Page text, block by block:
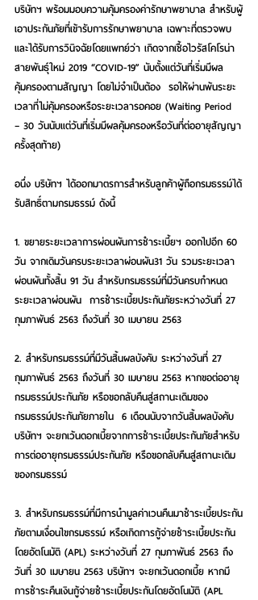
บริษัทฯ พร้อมมอบความคุ้มครองค่ารักษาพยาบาล สำหรับผู้
เอาประกันภัยที่เข้ารับการรักษาพยาบาล เฉพาะที่ตรวจพบ
และได้รับการวินิจฉัยโดยแพทย์ว่า เกิดจากเชื้อไวรัสโคโรน่า
สายพันธุ์ใหม่ 2019 “COVID-19” นับตั้งแต่วันที่เริ่มมีผล
คุ้มครองตามสัญญา โดยไม่จำเป็นต้อง  รอให้ผ่านพ้นระยะ
เวลาที่ไม่คุ้มครองหรือระยะเวลารอคอย (Waiting Period
– 30 วันนับแต่วันที่เริ่มมีผลคุ้มครองหรือวันที่ต่ออายุสัญญา
ครั้งสุดท้าย)
อนึ่ง บริษัทฯ ได้ออกมาตรการสำหรับลูกค้าผู้ถือกรมธรรม์ได้
รับสิทธิ์ตามกรมธรรม์ ดังนี้
1. ขยายระยะเวลาการผ่อนผันการชำระเบี้ยฯ ออกไปอีก 60
วัน จากเดิมวันครบระยะเวลาผ่อนผัน31 วัน รวมระยะเวลา
ผ่อนผันทั้งสิ้น 91 วัน สำหรับกรมธรรม์ที่มีวันครบกำหนด
ระยะเวลาผ่อนผัน  การชำระเบี้ยประกันภัยระหว่างวันที่ 27
กุมภาพันธ์ 2563 ถึงวันที่ 30 เมษายน 2563
2. สำหรับกรมธรรม์ที่มีวันสิ้นผลบังคับ ระหว่างวันที่ 27
กุมภาพันธ์ 2563 ถึงวันที่ 30 เมษายน 2563 หากขอต่ออายุ
กรมธรรม์ประกันภัย หรือขอกลับคืนสู่สถานะเดิมของ
กรมธรรม์ประกันภัยภายใน  6 เดือนนับจากวันสิ้นผลบังคับ
บริษัทฯ จะยกเว้นดอกเบี้ยจากการชำระเบี้ยประกันภัยสำหรับ
การต่ออายุกรมธรรม์ประกันภัย หรือขอกลับคืนสู่สถานะเดิม
ของกรมธรรม์
3. สำหรับกรมธรรม์ที่มีการนำมูลค่าเวนคืนมาชำระเบี้ยประกัน
ภัยตามเงื่อนไขกรมธรรม์ หรือเกิดการกู้จ่ายชำระเบี้ยประกัน
โดยอัตโนมัติ (APL) ระหว่างวันที่ 27 กุมภาพันธ์ 2563 ถึง
วันที่ 30 เมษายน 2563 บริษัทฯ จะยกเว้นดอกเบี้ย หากมี
การชำระคืนเงินกู้จ่ายชำระเบี้ยประกันโดยอัตโนมัติ (APL